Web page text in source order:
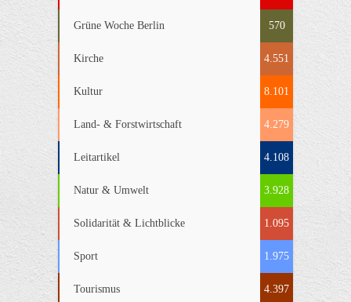
Grüne Woche Berlin 570
Kirche 4.551
Kultur 8.101
Land- & Forstwirtschaft 4.279
Leitartikel 4.108
Natur & Umwelt 3.928
Solidarität & Lichtblicke 1.095
Sport 1.975
Tourismus 4.397